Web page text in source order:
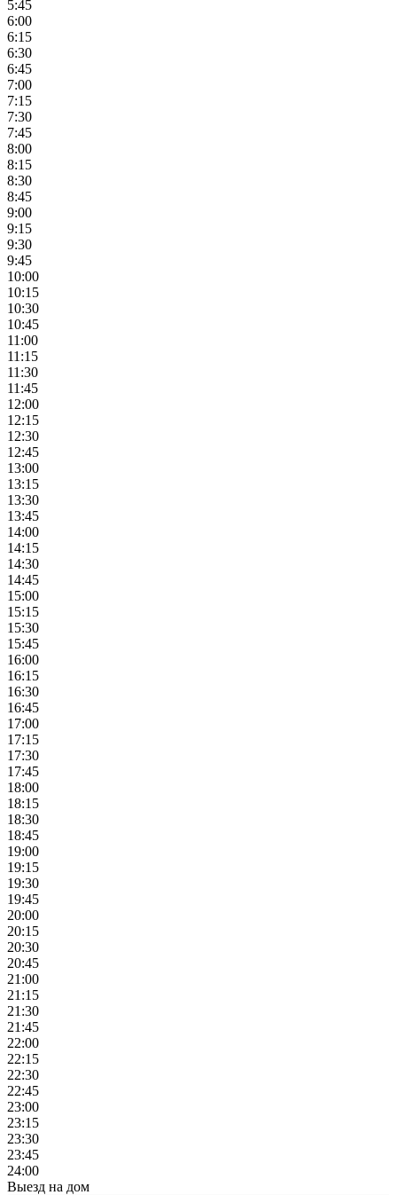
5:45
6:00
6:15
6:30
6:45
7:00
7:15
7:30
7:45
8:00
8:15
8:30
8:45
9:00
9:15
9:30
9:45
10:00
10:15
10:30
10:45
11:00
11:15
11:30
11:45
12:00
12:15
12:30
12:45
13:00
13:15
13:30
13:45
14:00
14:15
14:30
14:45
15:00
15:15
15:30
15:45
16:00
16:15
16:30
16:45
17:00
17:15
17:30
17:45
18:00
18:15
18:30
18:45
19:00
19:15
19:30
19:45
20:00
20:15
20:30
20:45
21:00
21:15
21:30
21:45
22:00
22:15
22:30
22:45
23:00
23:15
23:30
23:45
24:00
Выезд на дом